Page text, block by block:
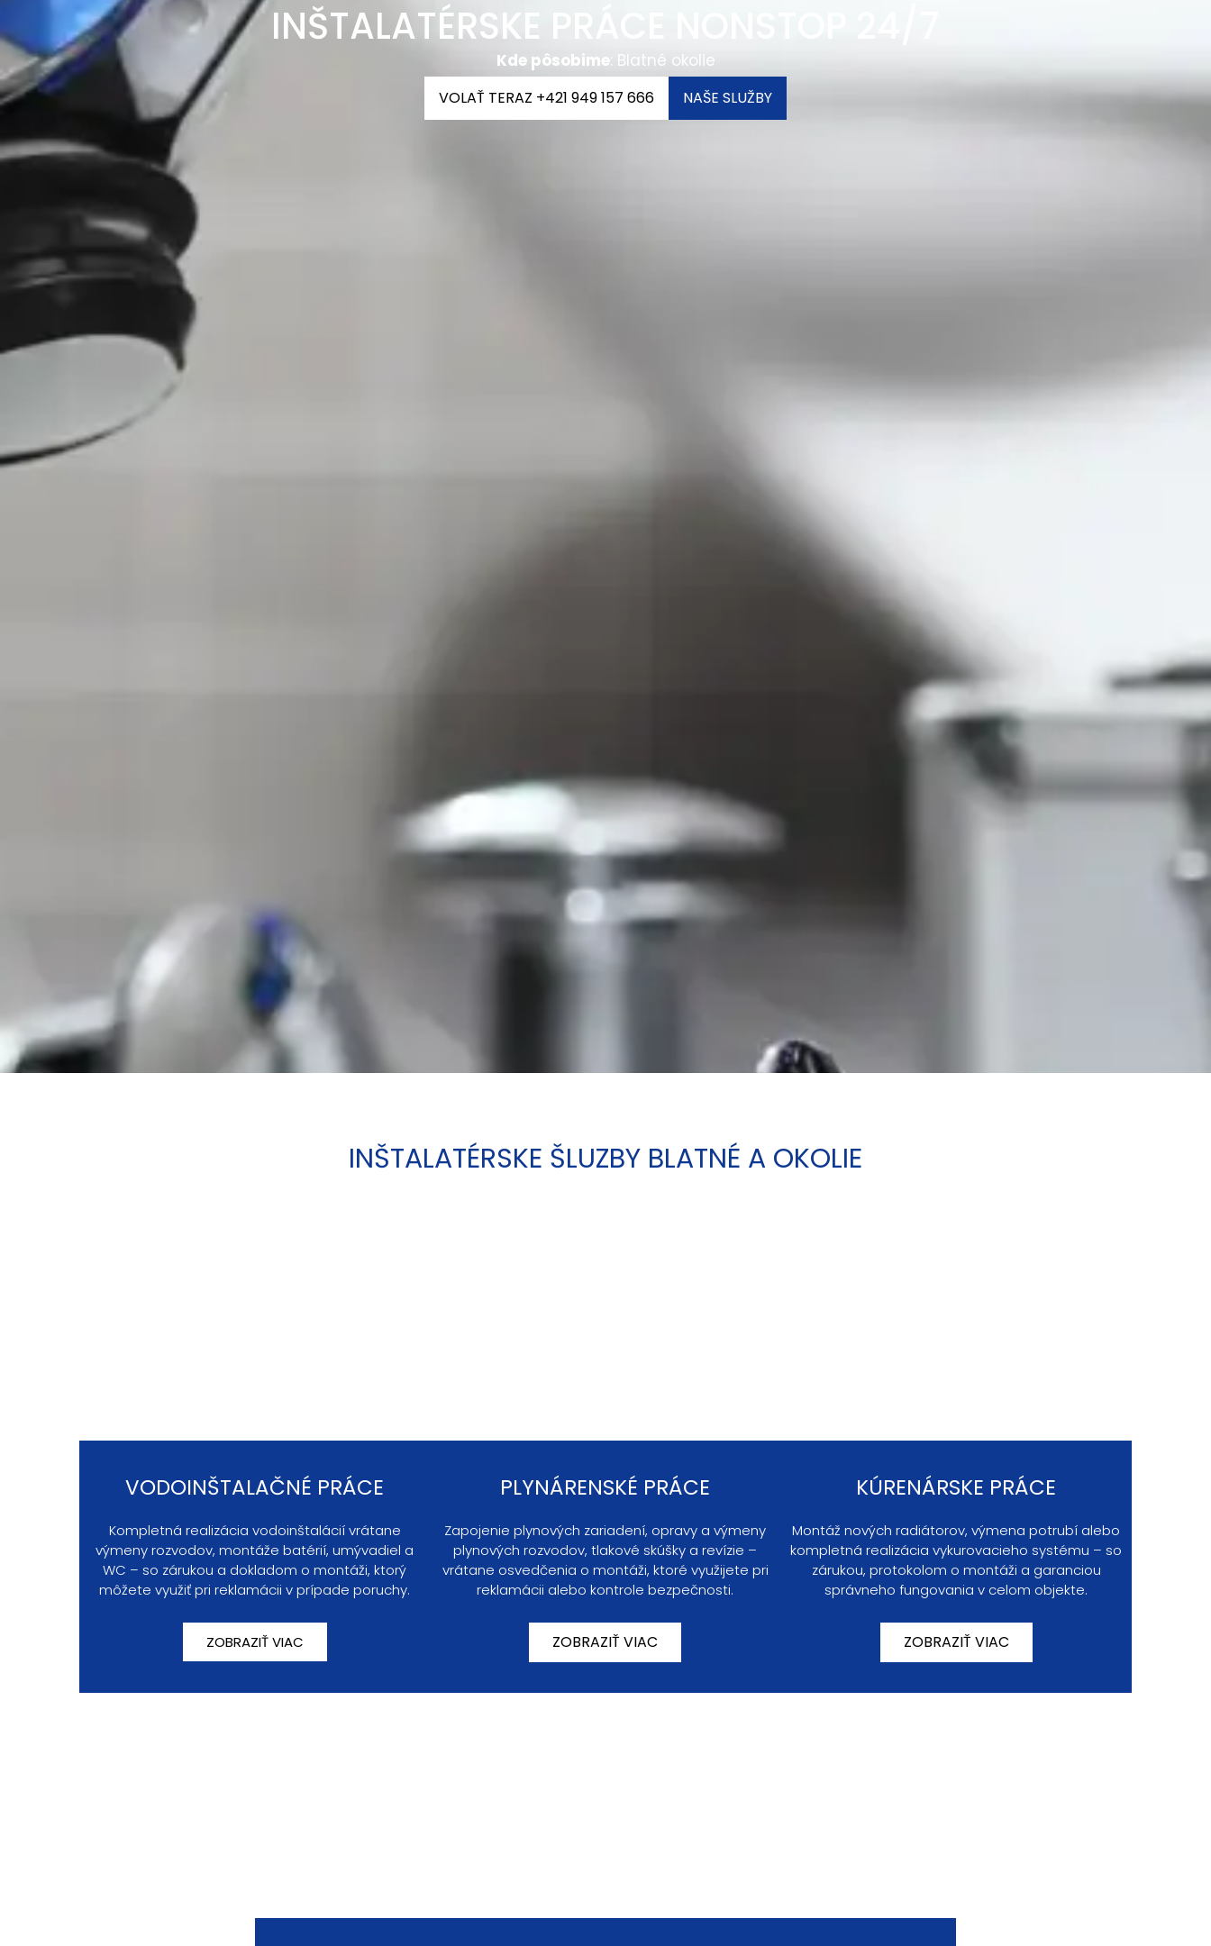
INŠTALATÉRSKE PRÁCE NONSTOP 24/7
Kde pôsobime: Blatné okolie
VOLAŤ TERAZ +421 949 157 666 NAŠE SLUŽBY
INŠTALATÉRSKE ŠLUZBY BLATNÉ A OKOLIE
VODOINŠTALAČNÉ PRÁCE
Kompletná realizácia vodoinštalácií vrátane
výmeny rozvodov, montáže batérií, umývadiel a
WC – so zárukou a dokladom o montáži, ktorý
môžete využiť pri reklamácii v prípade poruchy.
ZOBRAZIŤ VIAC
PLYNÁRENSKÉ PRÁCE
Zapojenie plynových zariadení, opravy a výmeny
plynových rozvodov, tlakové skúšky a revízie –
vrátane osvedčenia o montáži, ktoré využijete pri
reklamácii alebo kontrole bezpečnosti.
ZOBRAZIŤ VIAC
KÚRENÁRSKE PRÁCE
Montáž nových radiátorov, výmena potrubí alebo
kompletná realizácia vykurovacieho systému – so
zárukou, protokolom o montáži a garanciou
správneho fungovania v celom objekte.
ZOBRAZIŤ VIAC